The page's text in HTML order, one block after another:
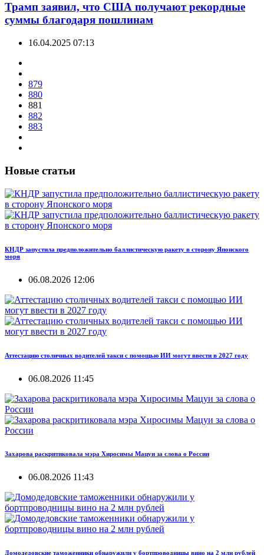
Трамп заявил, что США получают рекордные
суммы благодаря пошлинам
16.04.2025 07:13
879
880
881
882
883
Новые статьи
КНДР запустила предположительно баллистическую ракету в сторону Японского
моря
06.08.2026 12:06
Аттестацию столичных водителей такси с помощью ИИ могут ввести в 2027 году
06.08.2026 11:45
Захарова раскритиковала мэра Хиросимы Мацуи за слова о России
06.08.2026 11:43
Домодедовские таможенники обнаружили у бортпроводницы вино на 2 млн рублей